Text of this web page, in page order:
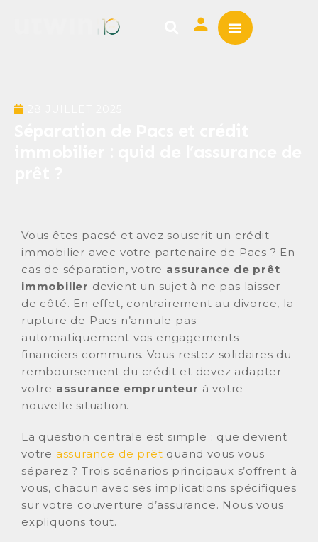
Vous êtes pacsé et avez souscrit un crédit
immobilier avec votre partenaire de Pacs ? En
cas de séparation, votre assurance de prêt
immobilier devient un sujet à ne pas laisser
de côté. En effet, contrairement au divorce, la
rupture de Pacs n’annule pas
automatiquement vos engagements
financiers communs. Vous restez solidaires du
remboursement du crédit et devez adapter
votre assurance emprunteur à votre
nouvelle situation.
La question centrale est simple : que devient
votre assurance de prêt quand vous vous
séparez ? Trois scénarios principaux s’offrent à
vous, chacun avec ses implications spécifiques
sur votre couverture d’assurance. Nous vous
expliquons tout.